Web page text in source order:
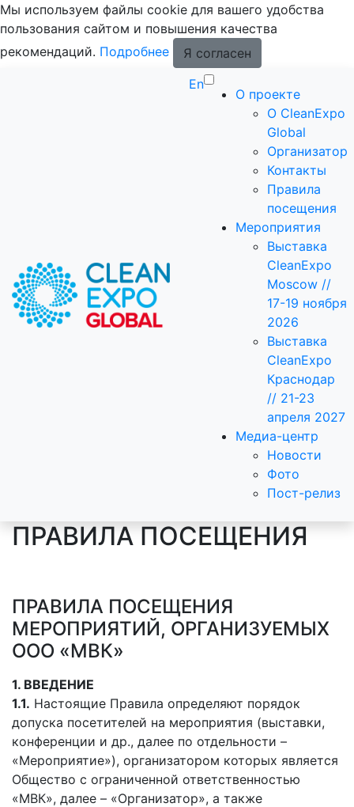
Мы используем файлы cookie для вашего удобства
пользования сайтом и повышения качества
рекомендаций. Подробнее
Я согласен
En
О проекте
О CleanExpo
Global
Организатор
Контакты
Правила
посещения
Мероприятия
Выставка
CleanExpo
Moscow //
17-19 ноября
2026
Выставка
CleanExpo
Краснодар
// 21-23
апреля 2027
Медиа-центр
Новости
Фото
Пост-релиз
ПРАВИЛА ПОСЕЩЕНИЯ
ПРАВИЛА ПОСЕЩЕНИЯ
МЕРОПРИЯТИЙ, ОРГАНИЗУЕМЫХ
ООО «МВК»
1. ВВЕДЕНИЕ
1.1. Настоящие Правила определяют порядок
допуска посетителей на мероприятия (выставки,
конференции и др., далее по отдельности –
«Мероприятие»), организатором которых является
Общество с ограниченной ответственностью
«МВК», далее – «Организатор», а также